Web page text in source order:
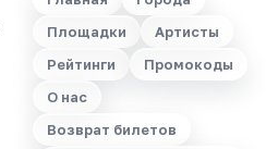
Площадки
Артисты
Рейтинги
Промокоды
О нас
Возврат билетов